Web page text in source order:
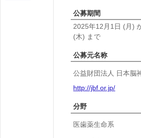
公募期間
2025年12月1日 (月)
(木) まで
公募元名称
公益財団法人 日本脳
http://jbf.or.jp/
分野
医歯薬生命系